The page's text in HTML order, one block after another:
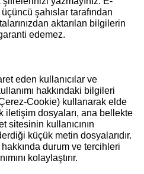
şahıslar tarafından
aktarılan bilgilerin
edemez.
eden kullanıcılar ve
hakkındaki bilgileri
Cookie) kullanarak elde
iletişim dosyaları, ana bellekte
sitesinin kullanıcının
küçük metin dosyalarıdır.
durum ve tercihleri
kolaylaştırır.